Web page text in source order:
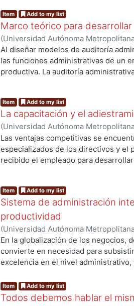
Item Add to my list
Marco teórico para
(Universidad Autónoma
Ciencias y Artes para el Diseño. ,
Al diseñar modelos de auditoría
las funciones administrativas de un
productiva. La auditoría
introducirse en el concepto de
permear los contenidos que se
entidades productivas. Por tal
teórico general de auditoría
Item Add to my list
La capacitación y el
(Universidad Autónoma
Ciencias y Artes para el Diseño.,
Rojas, Adán
Las ventajas competitivas se
especializados de los directivos y el
recibido el empleado para
una mayor competitividad en el
núcleo constructor, integrado por los
Item Add to my list
Sistema de administración
productividad
(Universidad Autónoma
Ciencias y Artes para el Diseño.,
Chiú, Luis Antonio
En la globalización de los negocios,
convierte en necesidad para
excelencia en el nivel
obligaciones estén soportadas en la
implementando los controles
Item Add to my list
Todos debemos hablar el